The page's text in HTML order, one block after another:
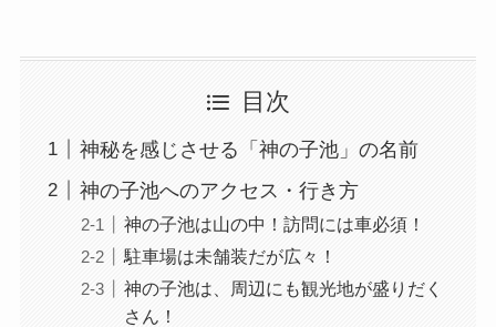
目次
神秘を感じさせる「神の子池」の名前
神の子池へのアクセス・行き方
神の子池は山の中！訪問には車必須！
駐車場は未舗装だが広々！
神の子池は、周辺にも観光地が盛りだく
さん！